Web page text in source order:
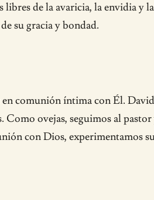
de la avaricia, la envidia y
su gracia y bondad.
comunión íntima con Él.
ovejas, seguimos al
con Dios, experimentamos